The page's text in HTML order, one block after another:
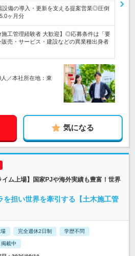
設備の導入・更新を支える提案営業◎圧倒
ヶ月分
施工管理経験者 大歓迎】◎応募条件は「要
売・サービス・建設などの異業種出身者
／本社所在地：東
気になる
ム上場】国家PJや海外実績も豊富！世界
を担い世界を牽引する【土木施工管
場 完全週休2日制 学歴不問
載中